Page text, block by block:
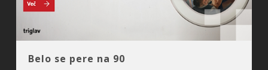
Belo se pere na 90